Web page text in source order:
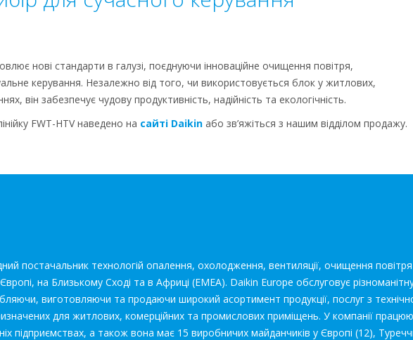
нові стандарти в галузі, поєднуючи інноваційне очищення повітря,
керування. Незалежно від того, чи використовується блок у житлових,
він забезпечує чудову продуктивність, надійність та екологічність.
FWT-HTV наведено на сайті Daikinабо зв’яжіться з нашим відділом продажу.
постачальник технологій опалення, охолодження, вентиляції, очищення
на Близькому Сході та в Африці (EMEA). Daikin Europe обслуговує
виготовляючи та продаючи широкий асортимент продукції, послуг з
для житлових, комерційних та промислових приміщень. У компанії
підприємствах, а також вона має 15 виробничих майданчиків у Європі (12),